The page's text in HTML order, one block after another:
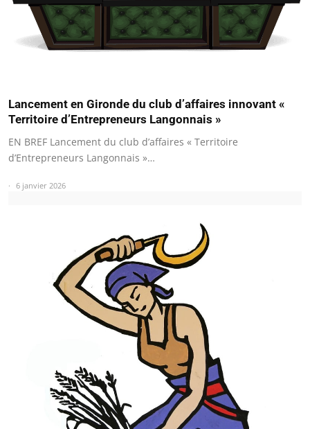
Lancement en Gironde du club d’affaires innovant «
Territoire d’Entrepreneurs Langonnais »
EN BREF Lancement du club d’affaires « Territoire
d’Entrepreneurs Langonnais »…
6 janvier 2026